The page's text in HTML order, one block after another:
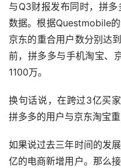
与Q3财报发布同时，拼
数据。根据Questmobile的
京东的重合用户数分别达
前，拼多多与手机淘宝、
1100万。
换句话说，在跨过3亿买
拼多多的用户与京东淘宝重
如果说过去三年时间的发
亿的电商新增用户。那么